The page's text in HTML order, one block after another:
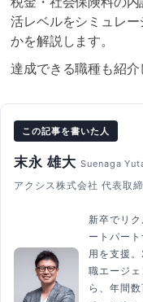
活レベルをシミュレ
かを解説します。
達成できる職種も紹介
この記事を書いた人
末永 雄大 Suenaga
アクシス株式会社 代表取
新卒でリ
ートパー
用を支援
職エージ
ら、年間